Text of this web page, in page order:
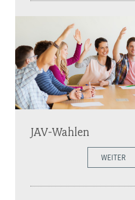
JAV-Wahlen
WEITER